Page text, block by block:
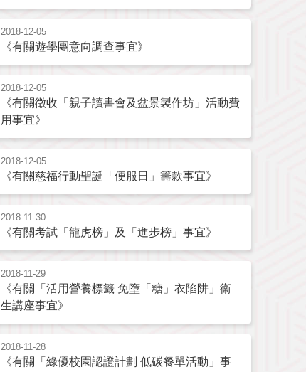
2018-12-05
《有關遊學團意向調查事宜》
2018-12-05
《有關徵收「親子讀書會及盆景製作坊」活動費
用事宜》
2018-12-05
《有關慈福行動聖誕「便服日」籌款事宜》
2018-11-30
《有關考試「龍虎榜」及「進步榜」事宜》
2018-11-29
《有關「活用營養標籤 免墮「糖」衣陷阱」衞
生講座事宜》
2018-11-28
《有關「綠優校園認證計劃 低碳餐單活動」事